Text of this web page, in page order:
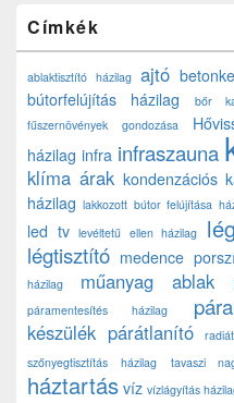
Címkék
ablaktisztító házilag ajtó
bútorfelújítás házilag bőr
fűszernövények gondozása
házilag infra infraszauna
klíma árak kondenzációs
házilag lakkozott bútor felújítása
led tv levéltetű ellen házilag
légtisztító medence
házilag
műanyag ablak
páramentesítés házilag
készülék párátlanító
szőnyegtisztítás házilag tavaszi
háztartás víz vízlágyítás